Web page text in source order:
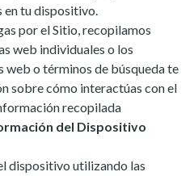
en tu dispositivo.
por el Sitio, recopilamos
web individuales o los
web o términos de búsqueda te
sobre cómo interactúas con el
recopilada
del Dispositivo
dispositivo utilizando las